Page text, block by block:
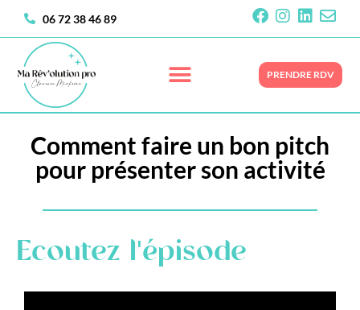
06 72 38 46 89
PRENDRE RDV
Comment faire un bon pitch
pour présenter son activité
Ecoutez l'épisode